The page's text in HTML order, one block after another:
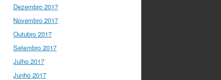
Dezembro 2017
Novembro 2017
Outubro 2017
Setembro 2017
Julho 2017
Junho 2017